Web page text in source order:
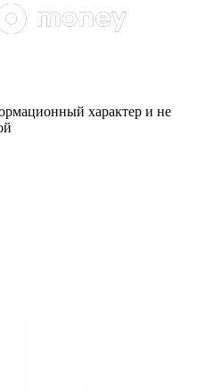
характер и не